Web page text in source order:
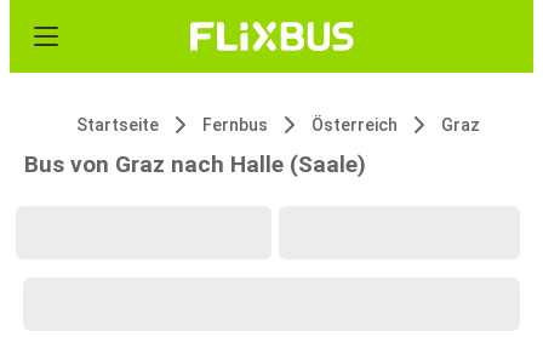
Startseite Fernbus Österreich Graz
Bus von Graz nach Halle (Saale)